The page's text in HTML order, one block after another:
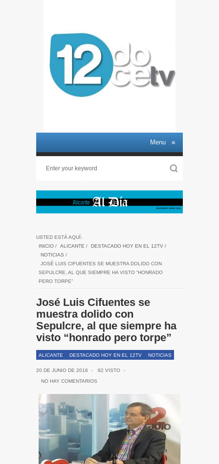
Menu ≡
USTED ESTÁ AQUÍ:
INICIO / ALICANTE / DESTACADO HOY EN EL 12TV /
NOTICIAS /
JOSÉ LUIS CIFUENTES SE MUESTRA DOLIDO CON
SEPULCRE, AL QUE SIEMPRE HA VISTO “HONRADO
PERO TORPE”
José Luis Cifuentes se
muestra dolido con
Sepulcre, al que siempre ha
visto “honrado pero torpe”
ALICANTE DESTACADO HOY EN EL 12TV NOTICIAS
20 DE JUNIO DE 2016 - 92 VISTO
-
NO HAY COMENTARIOS